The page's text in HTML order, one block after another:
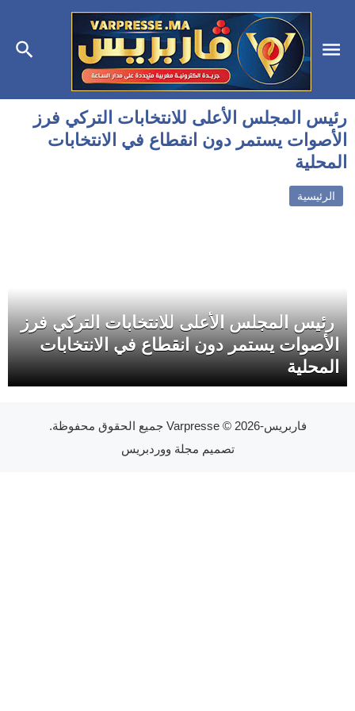
رئيس المجلس الأعلى للانتخابات التركي فرز
الأصوات يستمر دون انقطاع في الانتخابات
المحلية
الرئيسية
رئيس المجلس الأعلى للانتخابات التركي فرز
الأصوات يستمر دون انقطاع في الانتخابات
المحلية
فاربريس-Varpresse© 2026 جميع الحقوق محفوظة.
تصميم مجلة ووردبريس